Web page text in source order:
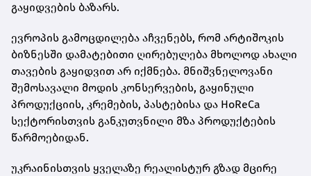
გაყიდვების ბაზარს.
ევროპის გამოცდილება აჩვენებს, რომ არტიშოკის
ბიზნესში დამატებითი ღირებულება მხოლოდ ახალი
თავების გაყიდვით არ იქმნება. მნიშვნელოვანი
შემოსავალი მოდის კონსერვების, გაყინული
პროდუქციის, კრემების, პასტებისა და HoReCa
სექტორისთვის განკუთვნილი მზა პროდუქტების
წარმოებიდან.
უკრაინისთვის ყველაზე რეალისტურ გზად მცირე